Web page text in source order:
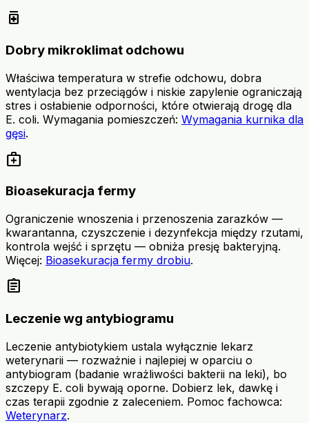
medication
Dobry mikroklimat odchowu
Właściwa temperatura w strefie odchowu, dobra
wentylacja bez przeciągów i niskie zapylenie ograniczają
stres i osłabienie odporności, które otwierają drogę dla
E. coli. Wymagania pomieszczeń: Wymagania kurnika dla
gęsi.
medical_services
Bioasekuracja fermy
Ograniczenie wnoszenia i przenoszenia zarazków —
kwarantanna, czyszczenie i dezynfekcja między rzutami,
kontrola wejść i sprzętu — obniża presję bakteryjną.
Więcej: Bioasekuracja fermy drobiu.
assignment
Leczenie wg antybiogramu
Leczenie antybiotykiem ustala wyłącznie lekarz
weterynarii — rozważnie i najlepiej w oparciu o
antybiogram (badanie wrażliwości bakterii na leki), bo
szczepy E. coli bywają oporne. Dobierz lek, dawkę i
czas terapii zgodnie z zaleceniem. Pomoc fachowca:
Weterynarz.